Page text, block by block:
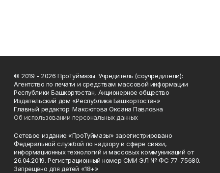
© 2019 - 2026 ПроТуймазы. Учредитель (соучредители):
Агентство по печати и средствам массовой информации
Республики Башкортостан, Акционерное общество
Издательский дом «Республика Башкортостан»
Главный редактор: Максютова Оксана Павловна
Об использовании персональных данных
Сетевое издание «ПроТуймазы» зарегистрировано
Федеральной службой по надзору в сфере связи,
информационных технологий и массовых коммуникаций от
26.04.2019. Регистрационный номер СМИ ЭЛ № ФС 77-75680.
Запрещено для детей «18+»